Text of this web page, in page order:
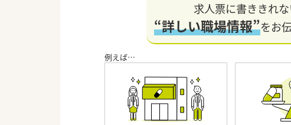
求人票に書ききれ
“詳しい職場情報”をお